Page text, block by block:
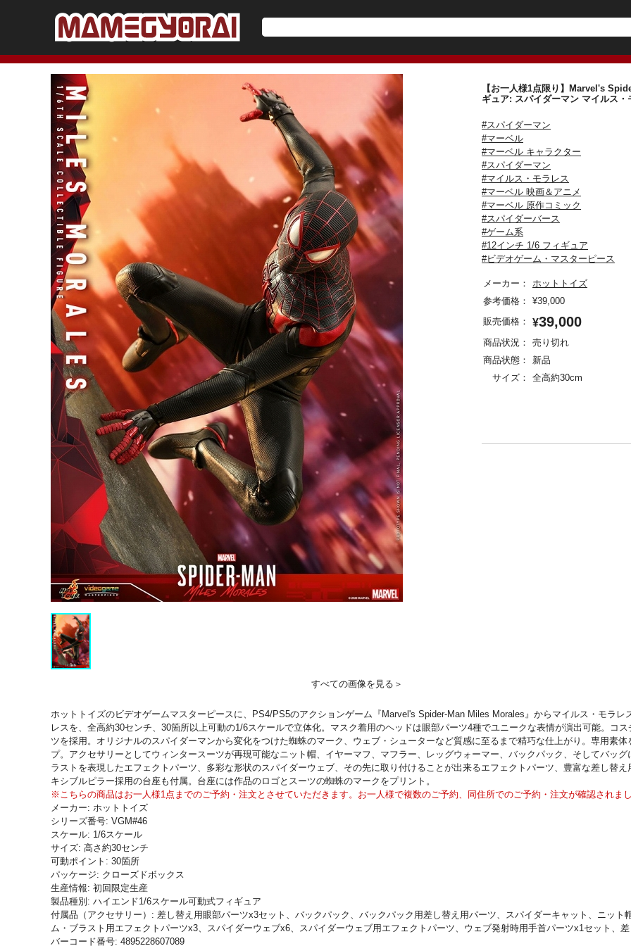
すべての画像を見る＞
【お一人様1点限り】Marvel's
ギュア: スパイダーマン マイル
#スパイダーマン
#マーベル
#マーベル キャラクター
#スパイダーマン
#マイルス・モラレス
#マーベル 映画＆アニメ
#マーベル 原作コミック
#スパイダーバース
#ゲーム系
#12インチ 1/6 フィギュア
#ビデオゲーム・マスターピース
メーカー：
ホットトイズ
参考価格：
¥39,000
販売価格：
¥39,000
商品状況：
売り切れ
商品状態：
新品
サイズ：
全高約30cm
ホットトイズのビデオゲームマスターピースに、PS4/PS5のアクションゲーム『Marvel's Spider-Man Miles Morales』からマイルス・モラ
レスを、全高約30センチ、30箇所以上可動の1/6スケールで立体化。マスク着用のヘッドは眼部パーツ4種でユニークな表情が演出可能。コ
ツを採用。オリジナルのスパイダーマンから変化をつけた蜘蛛のマーク、ウェブ・シューターなど質感に至るまで精巧な仕上がり。専用素
プ。アクセサリーとしてウィンタースーツが再現可能なニット帽、イヤーマフ、マフラー、レッグウォーマー、バックパック、そしてバッ
ラストを表現したエフェクトパーツ、多彩な形状のスパイダーウェブ、その先に取り付けることが出来るエフェクトパーツ、豊富な差し替
キシブルピラー採用の台座も付属。台座には作品のロゴとスーツの蜘蛛のマークをプリント。
※こちらの商品はお一人様1点までのご予約・注文とさせていただきます。お一人様で複数のご予約、同住所でのご予約・注文が確認されま
メーカー: ホットトイズ
シリーズ番号: VGM#46
スケール: 1/6スケール
サイズ: 高さ約30センチ
可動ポイント: 30箇所
パッケージ: クローズドボックス
生産情報: 初回限定生産
製品種別: ハイエンド1/6スケール可動式フィギュア
付属品（アクセサリー）: 差し替え用眼部パーツx3セット、バックパック、バックパック用差し替え用パーツ、スパイダーキャット、ニッ
ム・ブラスト用エフェクトパーツx3、スパイダーウェブx6、スパイダーウェブ用エフェクトパーツ、ウェブ発射時用手首パーツx1セット、
バーコード番号: 4895228607089